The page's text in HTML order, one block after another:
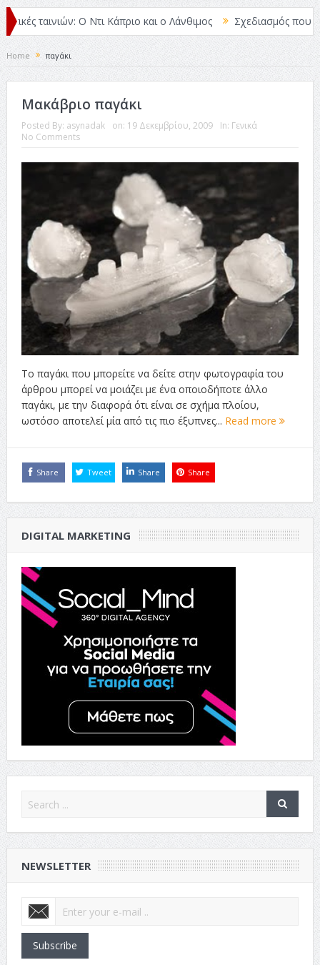
ταινιών: Ο Ντι Κάπριο και ο Λάνθιμος Σχεδιασμός που
Home παγάκι
Μακάβριο παγάκι
Posted By: asynadak on: 19 Δεκεμβρίου, 2009 In: Γενικά
No Comments
Το παγάκι που μπορείτε να δείτε στην φωτογραφία του
άρθρου μπορεί να μοιάζει με ένα οποιοδήποτε άλλο
παγάκι, με την διαφορά ότι είναι σε σχήμα πλοίου,
ωστόσο αποτελεί μία από τις πιο έξυπνες... Read more
Share Tweet Share Share
DIGITAL MARKETING
NEWSLETTER
Subscribe